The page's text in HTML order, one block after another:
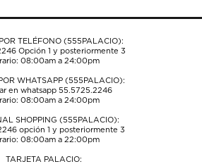
TELÉFONO (555PALACIO):
Opción 1 y posteriormente 3
08:00am a 24:00pm
WHATSAPP (555PALACIO):
en whatsapp 55.5725.2246
08:00am a 24:00pm
SHOPPING (555PALACIO):
opción 1 y posteriormente 3
08:00am a 22:00pm
TARJETA PALACIO: